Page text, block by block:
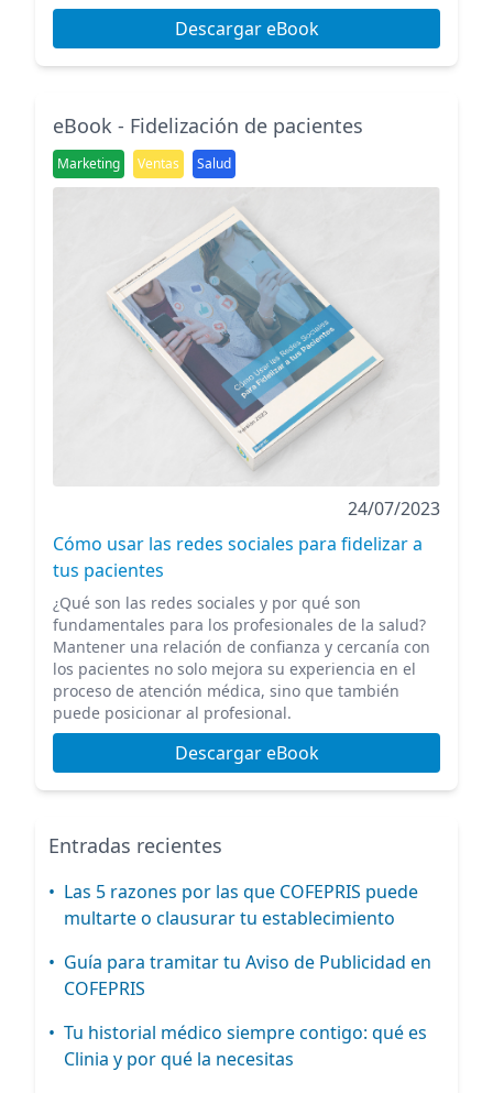
Descargar eBook
eBook - Fidelización de pacientes
Marketing Ventas Salud
24/07/2023
Cómo usar las redes sociales para fidelizar a
tus pacientes
¿Qué son las redes sociales y por qué son
fundamentales para los profesionales de la salud?
Mantener una relación de confianza y cercanía con
los pacientes no solo mejora su experiencia en el
proceso de atención médica, sino que también
puede posicionar al profesional.
Descargar eBook
Entradas recientes
• Las 5 razones por las que COFEPRIS puede
multarte o clausurar tu establecimiento
• Guía para tramitar tu Aviso de Publicidad en
COFEPRIS
• Tu historial médico siempre contigo: qué es
Clinia y por qué la necesitas